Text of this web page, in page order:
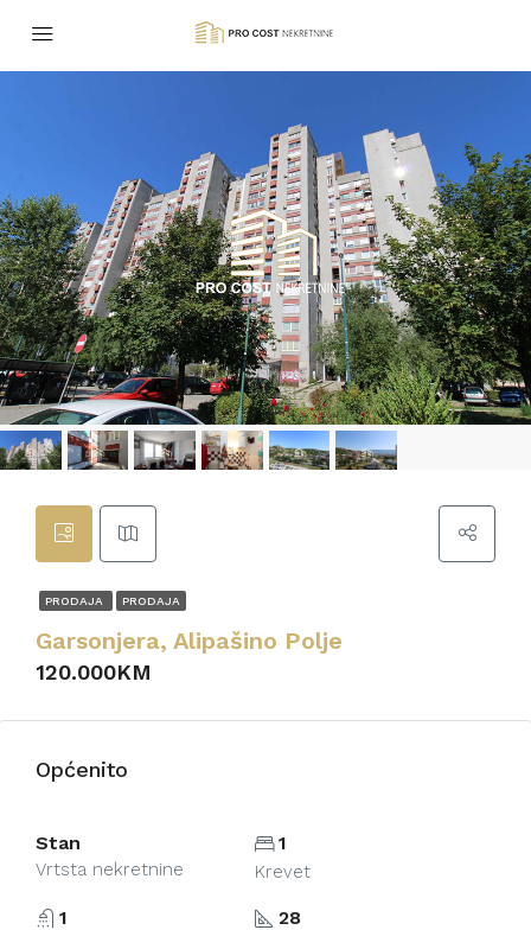
PRODAJA PRODAJA
Garsonjera, Alipašino Polje
120.000KM
Općenito
Stan
Vrtsta nekretnine
1
Krevet
1 28